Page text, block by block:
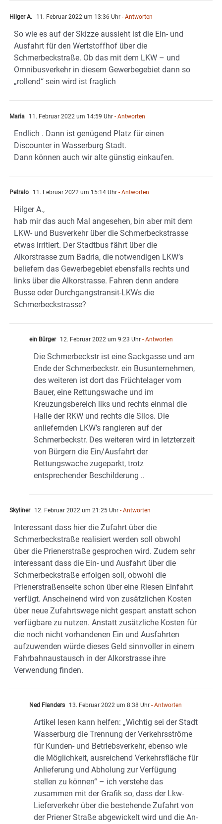
Hilger A. 11. Februar 2022 um 13:36 Uhr - Antworten
So wie es auf der Skizze aussieht ist die Ein- und
Ausfahrt für den Wertstoffhof über die
Schmerbeckstraße. Ob das mit dem LKW – und
Omnibusverkehr in diesem Gewerbegebiet dann so
„rollend“ sein wird ist fraglich
Maria 11. Februar 2022 um 14:59 Uhr - Antworten
Endlich . Dann ist genügend Platz für einen
Discounter in Wasserburg Stadt.
Dann können auch wir alte günstig einkaufen.
Petralo 11. Februar 2022 um 15:14 Uhr - Antworten
Hilger A.,
hab mir das auch Mal angesehen, bin aber mit dem
LKW- und Busverkehr über die Schmerbeckstrasse
etwas irritiert. Der Stadtbus fährt über die
Alkorstrasse zum Badria, die notwendigen LKW’s
beliefern das Gewerbegebiet ebensfalls rechts und
links über die Alkorstrasse. Fahren denn andere
Busse oder Durchgangstransit-LKWs die
Schmerbeckstrasse?
ein Bürger 12. Februar 2022 um 9:23 Uhr - Antworten
Die Schmerbeckstr ist eine Sackgasse und am
Ende der Schmerbeckstr. ein Busunternehmen,
des weiteren ist dort das Früchtelager vom
Bauer, eine Rettungswache und im
Kreuzungsbereich liks und rechts einmal die
Halle der RKW und rechts die Silos. Die
anliefernden LKW’s rangieren auf der
Schmerbeckstr. Des weiteren wird in letzterzeit
von Bürgern die Ein/Ausfahrt der
Rettungswache zugeparkt, trotz
entsprechender Beschilderung ..
Skyliner 12. Februar 2022 um 21:25 Uhr - Antworten
Interessant dass hier die Zufahrt über die
Schmerbeckstraße realisiert werden soll obwohl
über die Prienerstraße gesprochen wird. Zudem sehr
interessant dass die Ein- und Ausfahrt über die
Schmerbeckstraße erfolgen soll, obwohl die
Prienerstraßenseite schon über eine Riesen Einfahrt
verfügt. Anscheinend wird von zusätzlichen Kosten
über neue Zufahrtswege nicht gespart anstatt schon
verfügbare zu nutzen. Anstatt zusätzliche Kosten für
die noch nicht vorhandenen Ein und Ausfahrten
aufzuwenden würde dieses Geld sinnvoller in einem
Fahrbahnaustausch in der Alkorstrasse ihre
Verwendung finden.
Ned Flanders 13. Februar 2022 um 8:38 Uhr - Antworten
Artikel lesen kann helfen: „Wichtig sei der Stadt
Wasserburg die Trennung der Verkehrsströme
für Kunden- und Betriebsverkehr, ebenso wie
die Möglichkeit, ausreichend Verkehrsfläche für
Anlieferung und Abholung zur Verfügung
stellen zu können“ – ich verstehe das
zusammen mit der Grafik so, dass der Lkw-
Lieferverkehr über die bestehende Zufahrt von
der Priener Straße abgewickelt wird und die An-